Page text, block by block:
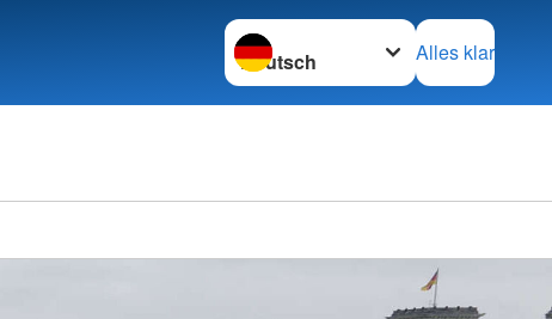
Sprache wechseln zu
Alles klar